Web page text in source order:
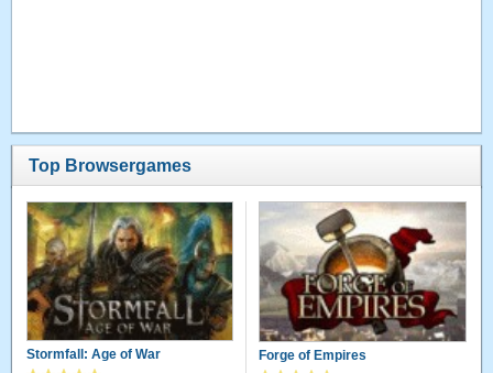
Top Browsergames
Stormfall: Age of War Forge of Empires